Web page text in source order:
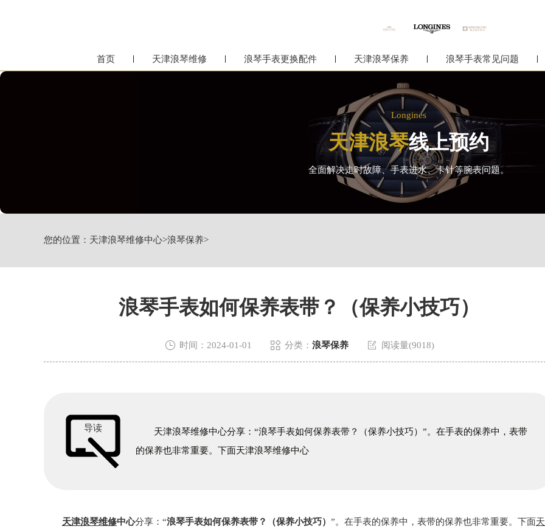
首页 天津浪琴维修 浪琴手表更换配件 天津浪琴保养 浪琴手表常见问题
Longines
天津浪琴线上预约
全面解决走时故障、手表进水、卡针等腕表问题。
您的位置： 天津浪琴维修中心>浪琴保养>
浪琴手表如何保养表带？（保养小技巧）
 时间：2024-01-01  分类： 浪琴保养  阅读量(9018)
导读
天津浪琴维修中心分享：“浪琴手表如何保养表带？（保养小技巧）”。在手表的保养中，表带
的保养也非常重要。下面天津浪琴维修中心
天津浪琴维修中心分享：“浪琴手表如何保养表带？（保养小技巧） ”。在手表的保养中，表带的保养也非常重要。下面